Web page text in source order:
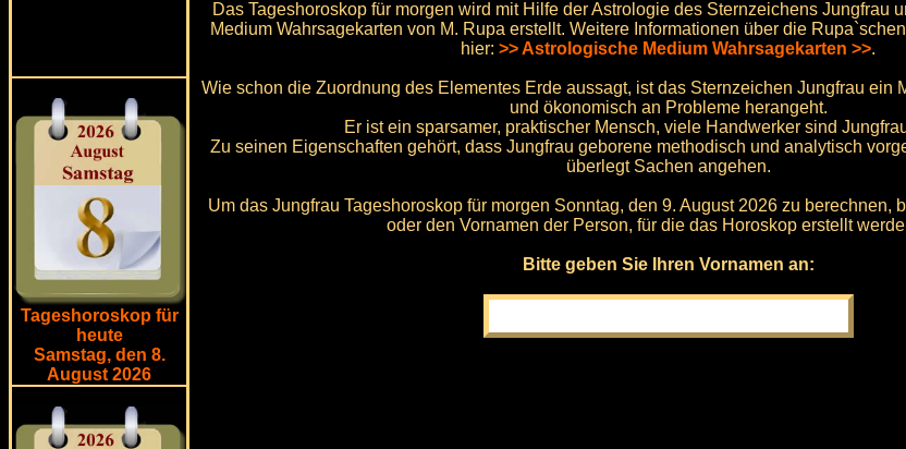
Tageshoroskop für
heute
Samstag, den 8.
August 2026
Das Tageshoroskop für morgen wird mit Hilfe der Astrologie des Sternzeichens Jungfrau
Medium Wahrsagekarten von M. Rupa erstellt. Weitere Informationen über die
hier:>> Astrologische Medium Wahrsagekarten >>.
Wie schon die Zuordnung des Elementes Erde aussagt, ist das Sternzeichen Jungfrau ein
und ökonomisch an Probleme herangeht.
Er ist ein sparsamer, praktischer Mensch, viele Handwerker sind
Zu seinen Eigenschaften gehört, dass Jungfrau geborene methodisch und analytisch
überlegt Sachen angehen.
Um das Jungfrau Tageshoroskop für morgen Sonntag, den 9. August 2026 zu berechnen,
oder den Vornamen der Person, für die das Horoskop erstellt
Bitte geben Sie Ihren Vornamen an: